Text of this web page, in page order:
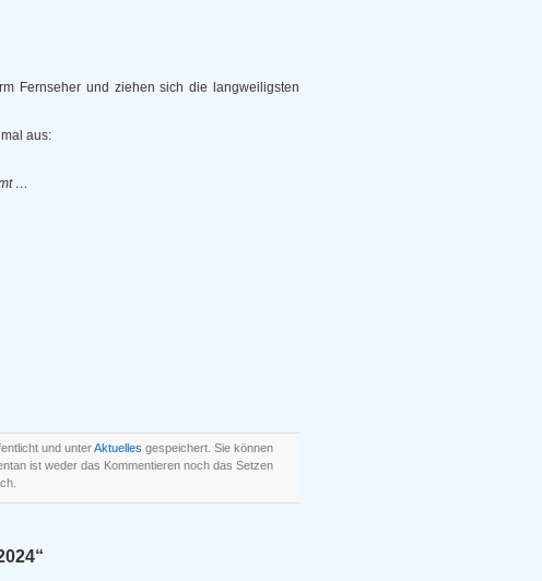
Fernseher und ziehen sich die langweiligsten
aus:
…
und unterAktuelles gespeichert. Sie können
ist weder das Kommentieren noch das Setzen